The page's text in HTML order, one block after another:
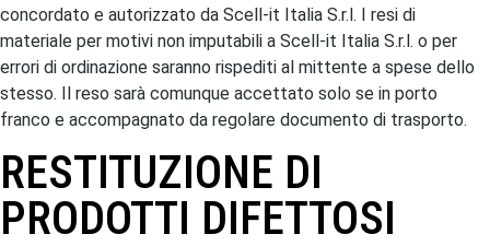
concordato e autorizzato da Scell-it Italia S.r.l. I resi di
materiale per motivi non imputabili a Scell-it Italia S.r.l. o per
errori di ordinazione saranno rispediti al mittente a spese dello
stesso. Il reso sarà comunque accettato solo se in porto
franco e accompagnato da regolare documento di trasporto.
RESTITUZIONE DI
PRODOTTI DIFETTOSI